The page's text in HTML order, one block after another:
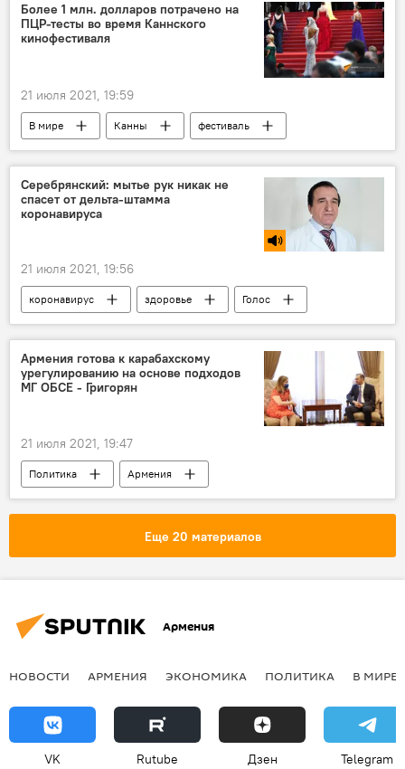
Более 1 млн. долларов потрачено на
ПЦР-тесты во время Каннского
кинофестиваля
21 июля 2021, 19:59
В мире Канны
фестиваль
кино
тест
Серебрянский: мытье рук никак не
спасет от дельта-штамма
коронавируса
21 июля 2021, 19:56
коронавирус здоровье Голос
Армения готова к карабахскому
урегулированию на основе подходов
МГ ОБСЕ - Григорян
21 июля 2021, 19:47
Политика
Армения
Армен Григорян
урегулирование
Еще 20 материалов
Армения
НОВОСТИ АРМЕНИЯ ЭКОНОМИКА ПОЛИТИКА В МИРЕ
VK Rutube Дзен Telegram